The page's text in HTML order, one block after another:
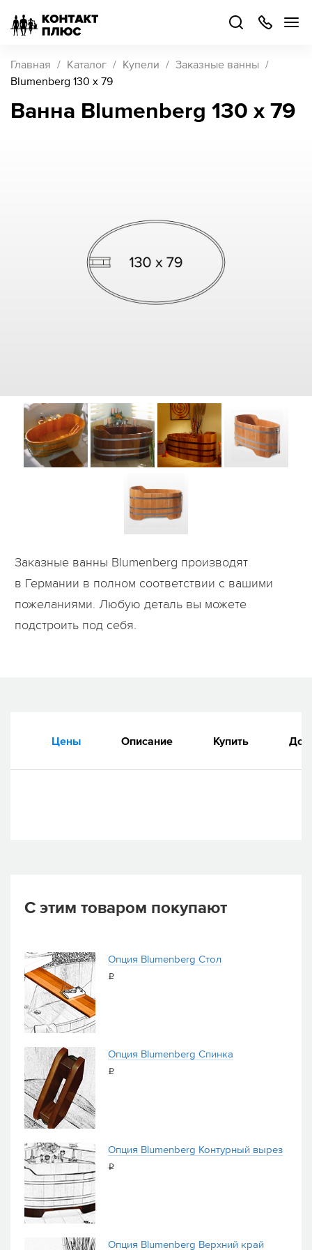
Главная Каталог Купели
Заказные ванны
Blumenberg 130 x 79
Ванна Blumenberg 130 x 79
Заказные ванны Blumenberg производят
в Германии в полном соответствии с вашими
пожеланиями. Любую деталь вы можете
подстроить под себя.
Цены Описание Купить
С этим товаром покупают
Опция Blumenberg Стол
i
Опция Blumenberg Спинка
i
Опция Blumenberg Контурный вырез
i
Опция Blumenberg Верхний край
499
504-
48
Каталог
товаров
Стать
B2B